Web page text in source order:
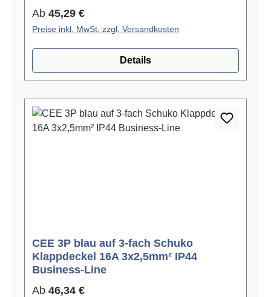
Regulärer Preis:
Ab 45,29 €
Preise inkl. MwSt. zzgl. Versandkosten
Details
CEE 3P blau auf 3-fach Schuko
Klappdeckel 16A 3x2,5mm² IP44
Business-Line
Regulärer Preis:
Ab 46,34 €